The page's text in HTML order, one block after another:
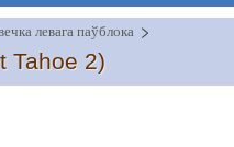
левага паўблока
Tahoe 2)